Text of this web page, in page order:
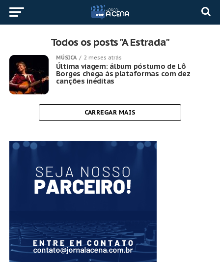
Todos os posts "A Estrada"
MÚSICA 2 meses atrás
Última viagem: álbum póstumo de Lô
Borges chega às plataformas com dez
canções inéditas
CARREGAR MAIS